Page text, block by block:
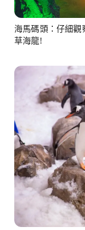
海馬碼頭：仔細
草海龍!